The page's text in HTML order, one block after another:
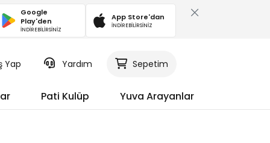
Google
Play'den
İNDİREBİLİRSİNİZ
App Store'dan
İNDİREBİLİRSİNİZ
Yap Yardım Sepetim
Pati Kulüp Yuva Arayanlar